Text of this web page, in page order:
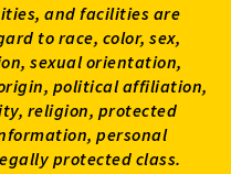
and facilities are
to race, color, sex,
sexual orientation,
political affiliation,
religion, protected
personal
protected class.